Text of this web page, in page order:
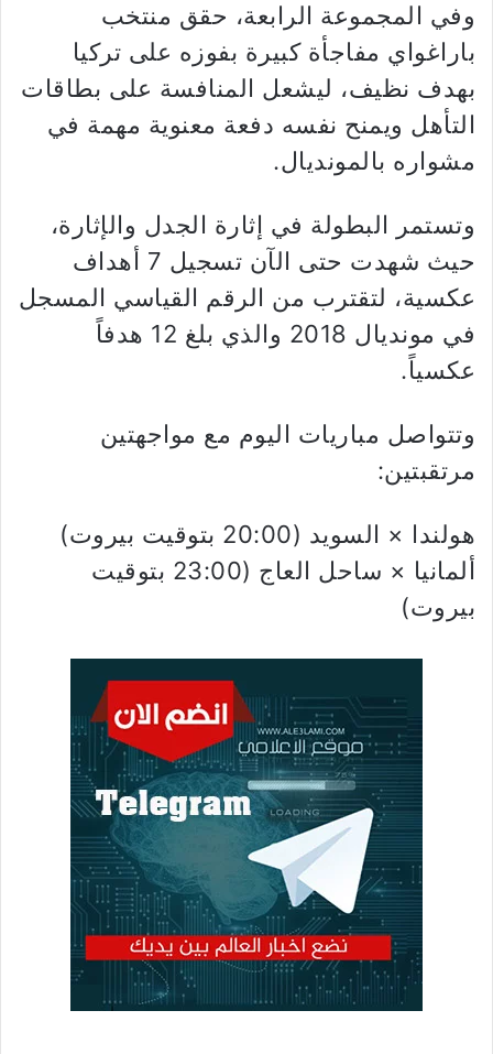
وفي المجموعة الرابعة، حقق منتخب
باراغواي مفاجأة كبيرة بفوزه على تركيا
بهدف نظيف، ليشعل المنافسة على بطاقات
التأهل ويمنح نفسه دفعة معنوية مهمة في
مشواره بالمونديال.
وتستمر البطولة في إثارة الجدل والإثارة،
حيث شهدت حتى الآن تسجيل 7 أهداف
عكسية، لتقترب من الرقم القياسي المسجل
في مونديال 2018 والذي بلغ 12 هدفاً
عكسياً.
وتتواصل مباريات اليوم مع مواجهتين
مرتقبتين:
هولندا × السويد (20:00 بتوقيت بيروت)
ألمانيا × ساحل العاج (23:00 بتوقيت
بيروت)